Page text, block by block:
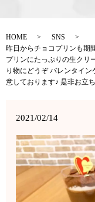
HOME
SNS
昨日からチョコプリンも期
プリンにたっぷりの生クリ
り物にどうぞ バレンタイ
意しております♪ 是非お立
2021/02/14